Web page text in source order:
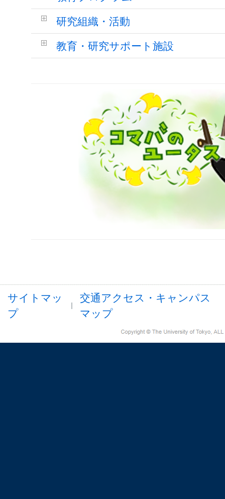
研究組織・活動
教育・研究サポート施設
サイトマッ
プ
交通アクセス・キャンパス
マップ